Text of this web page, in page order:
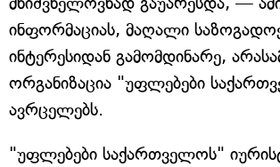
ინფორმაციას, მაღალი
ინტერესიდან გამომდინარე,
ორგანიზაცია "უფლებები
ავრცელებს.
"უფლებები საქართველოს"